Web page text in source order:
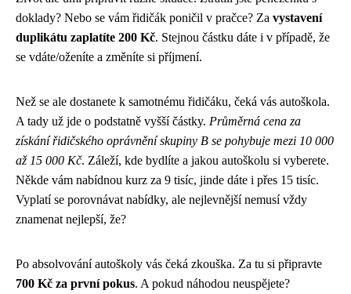
doklady? Nebo se vám řidičák poničil v pračce? Za vystavení
duplikátu zaplatíte 200 Kč. Stejnou částku dáte i v případě, že
se vdáte/oženíte a změníte si příjmení.
Než se ale dostanete k samotnému řidičáku, čeká vás autoškola.
A tady už jde o podstatně vyšší částky. Průměrná cena za
získání řidičského oprávnění skupiny B se pohybuje mezi 10 000
až 15 000 Kč. Záleží, kde bydlíte a jakou autoškolu si vyberete.
Někde vám nabídnou kurz za 9 tisíc, jinde dáte i přes 15 tisíc.
Vyplatí se porovnávat nabídky, ale nejlevnější nemusí vždy
znamenat nejlepší, že?
Po absolvování autoškoly vás čeká zkouška. Za tu si připravte
700 Kč za první pokus. A pokud náhodou neuspějete?